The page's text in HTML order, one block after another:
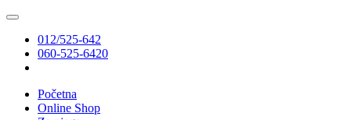
012/525-642
060-525-6420
Početna
Online Shop